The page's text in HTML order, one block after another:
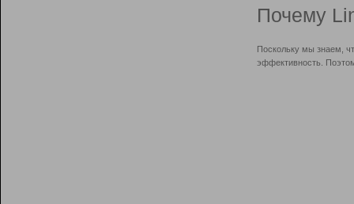
Почему
Поскольку мы знаем,
эффективность.